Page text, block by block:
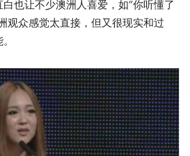
也让不少澳洲人喜爱，如“你听懂了
观众感觉太直接，但又很现实和过